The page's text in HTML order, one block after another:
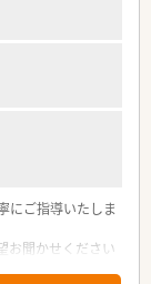
にご指導いたしま
お聞かせください